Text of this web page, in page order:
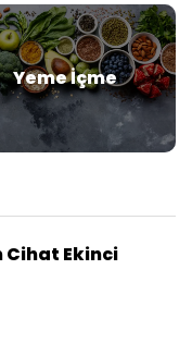
Yeme İçme
Ekinci